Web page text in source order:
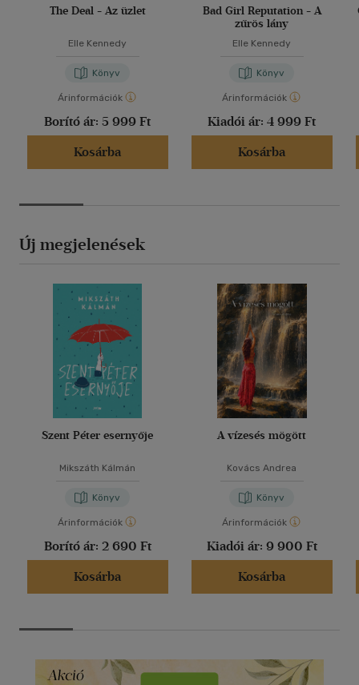
The Deal - Az üzlet
Elle Kennedy
Könyv
Árinformációk
Borító ár: 5 999 Ft
Kosárba
Bad Girl Reputation - A
zűrös lány
Elle Kennedy
Könyv
Árinformációk
Kiadói ár: 4 999 Ft
Kosárba
Új megjelenések
Szent Péter esernyője
Mikszáth Kálmán
Könyv
Árinformációk
Borító ár: 2 690 Ft
Kosárba
A vízesés mögött
Kovács Andrea
Könyv
Árinformációk
Kiadói ár: 9 900 Ft
Kosárba